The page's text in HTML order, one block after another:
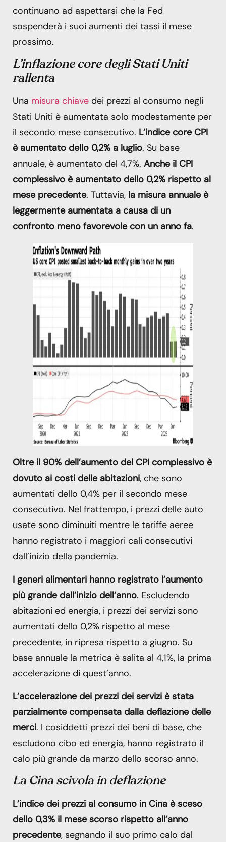
continuano ad aspettarsi che la Fed
sospenderà i suoi aumenti dei tassi il mese
prossimo.
L’inflazione core degli Stati Uniti
rallenta
Una misura chiave dei prezzi al consumo negli
Stati Uniti è aumentata solo modestamente per
il secondo mese consecutivo. L’indice core CPI
è aumentato dello 0,2% a luglio. Su base
annuale, è aumentato del 4,7%. Anche il CPI
complessivo è aumentato dello 0,2% rispetto al
mese precedente. Tuttavia, la misura annuale è
leggermente aumentata a causa di un
confronto meno favorevole con un anno fa.
Oltre il 90% dell’aumento del CPI complessivo è
dovuto ai costi delle abitazioni, che sono
aumentati dello 0,4% per il secondo mese
consecutivo. Nel frattempo, i prezzi delle auto
usate sono diminuiti mentre le tariffe aeree
hanno registrato i maggiori cali consecutivi
dall’inizio della pandemia.
I generi alimentari hanno registrato l’aumento
più grande dall’inizio dell’anno. Escludendo
abitazioni ed energia, i prezzi dei servizi sono
aumentati dello 0,2% rispetto al mese
precedente, in ripresa rispetto a giugno. Su
base annuale la metrica è salita al 4,1%, la prima
accelerazione di quest’anno.
L’accelerazione dei prezzi dei servizi è stata
parzialmente compensata dalla deflazione delle
merci. I cosiddetti prezzi dei beni di base, che
escludono cibo ed energia, hanno registrato il
calo più grande da marzo dello scorso anno.
La Cina scivola in deflazione
L’indice dei prezzi al consumo in Cina è sceso
dello 0,3% il mese scorso rispetto all’anno
precedente, segnando il suo primo calo dal